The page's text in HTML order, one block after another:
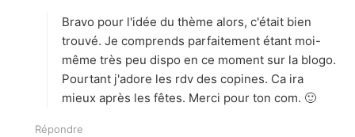
:
Bravo pour l'idée du thème alors, c'était bien
trouvé. Je comprends parfaitement étant moi-
même très peu dispo en ce moment sur la blogo.
Pourtant j'adore les rdv des copines. Ca ira
mieux après les fêtes. Merci pour ton com. 🙂
Répondre